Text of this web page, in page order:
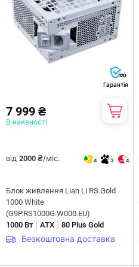
120
Гарантія
7 999 ₴
В наявності
від 2000 ₴/міс. 4 3 4
Блок живлення Lian Li RS Gold
1000 White
(G9P.RS1000G.W000.EU)
1000 Вт| ATX 80 Plus Gold
Безкоштовна доставка